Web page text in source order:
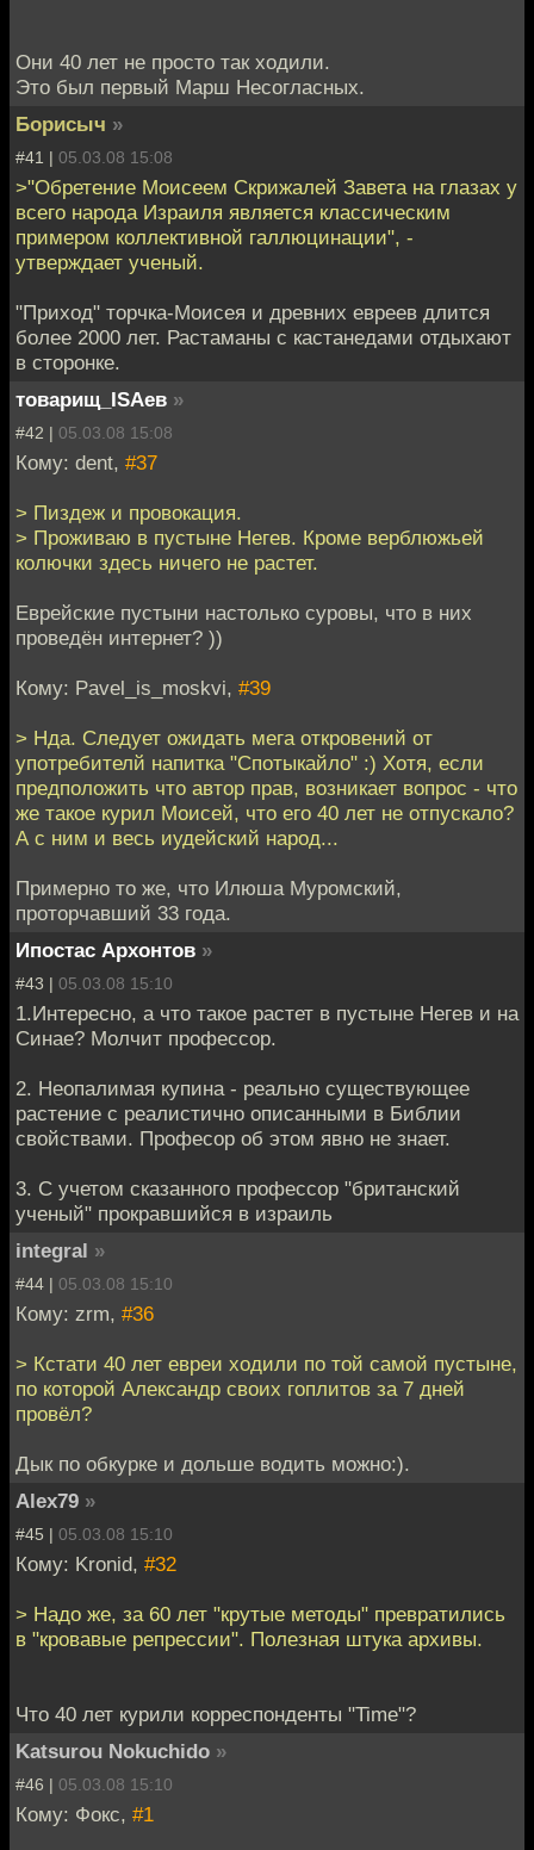
Они 40 лет не просто так ходили.
Это был первый Марш Несогласных.
Борисыч »
#41 | 05.03.08 15:08
>"Обретение Моисеем Скрижалей Завета на глазах у
всего народа Израиля является классическим
примером коллективной галлюцинации", -
утверждает ученый.
"Приход" торчка-Моисея и древних евреев длится
более 2000 лет. Растаманы с кастанедами отдыхают
в сторонке.
товарищ_ISAев »
#42 | 05.03.08 15:08
Кому: dent, #37
> Пиздеж и провокация.
> Проживаю в пустыне Негев. Кроме верблюжьей
колючки здесь ничего не растет.
Еврейские пустыни настолько суровы, что в них
проведён интернет? ))
Кому: Pavel_is_moskvi, #39
> Нда. Следует ожидать мега откровений от
употребителй напитка "Спотыкайло" :) Хотя, если
предположить что автор прав, возникает вопрос - что
же такое курил Моисей, что его 40 лет не отпускало?
А с ним и весь иудейский народ...
Примерно то же, что Илюша Муромский,
проторчавший 33 года.
Ипостас Архонтов »
#43 | 05.03.08 15:10
1.Интересно, а что такое растет в пустыне Негев и на
Синае? Молчит профессор.
2. Неопалимая купина - реально существующее
растение с реалистично описанными в Библии
свойствами. Професор об этом явно не знает.
3. С учетом сказанного профессор "британский
ученый" прокравшийся в израиль
integral »
#44 | 05.03.08 15:10
Кому: zrm, #36
> Кстати 40 лет евреи ходили по той самой пустыне,
по которой Александр своих гоплитов за 7 дней
провёл?
Дык по обкурке и дольше водить можно:).
Alex79 »
#45 | 05.03.08 15:10
Кому: Kronid, #32
> Надо же, за 60 лет "крутые методы" превратились
в "кровавые репрессии". Полезная штука архивы.
Что 40 лет курили корреспонденты "Time"?
Katsurou Nokuchido »
#46 | 05.03.08 15:10
Кому: Фокс, #1